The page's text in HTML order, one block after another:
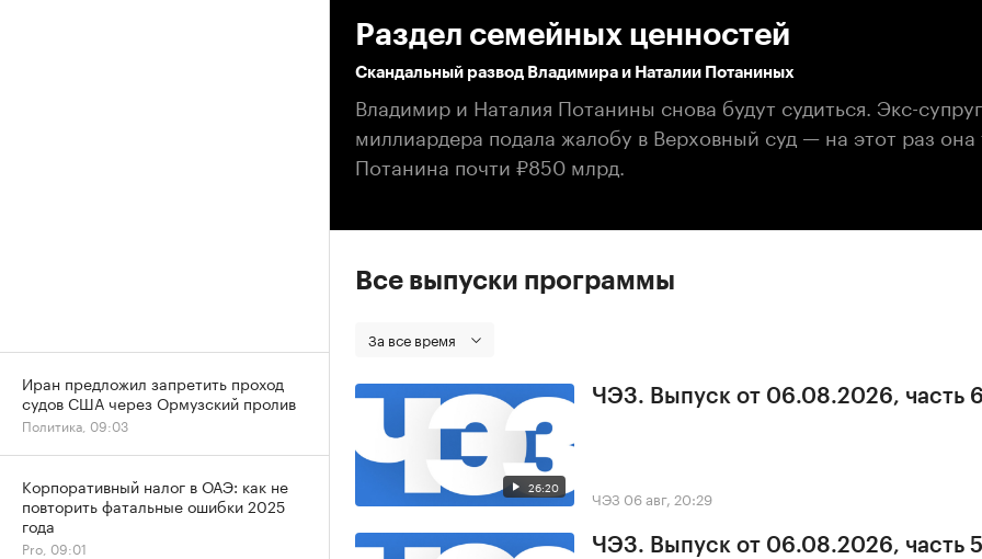
Раздел семейных ценностей
Скандальный развод Владимира и Наталии Потаниных
Владимир и Наталия Потанины снова будут судиться. Экс-
миллиардера подала жалобу в Верховный суд — на этот раз она
Потанина почти ₽850 млрд.
Все выпуски программы
За все время
26:20
ЧЭЗ. Выпуск от 06.08.2026, часть 6
ЧЭЗ 06 авг, 20:29
ЧЭЗ. Выпуск от 06.08.2026, часть 5
Иран предложил запретить проход
судов США через Ормузский пролив
Политика, 09:03
Корпоративный налог в ОАЭ: как не
повторить фатальные ошибки 2025
года
Pro, 09:01